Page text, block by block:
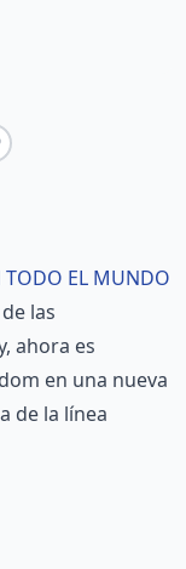
TODO EL MUNDO
las
ahora es
en una nueva
de la línea